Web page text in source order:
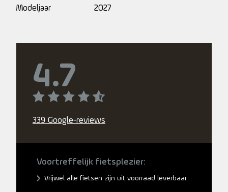
Modeljaar 2027
4.7
339 Google-reviews
Voortreffelijk fietsplezier:
Vrijwel alle fietsen zijn uit voorraad leverbaar